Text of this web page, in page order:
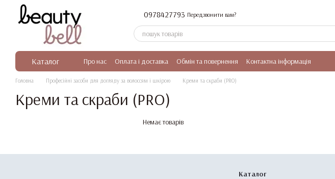
Перейти до основного контенту
0978427793 Передзвонити вам?
Каталог Про нас Оплата і доставка Обмін та повернення Контактна інформація
Головна Професійні засоби для догляду за волоссям і шкірою Креми та скраби (PRO)
Креми та скраби (PRO)
Немає товарів
Каталог